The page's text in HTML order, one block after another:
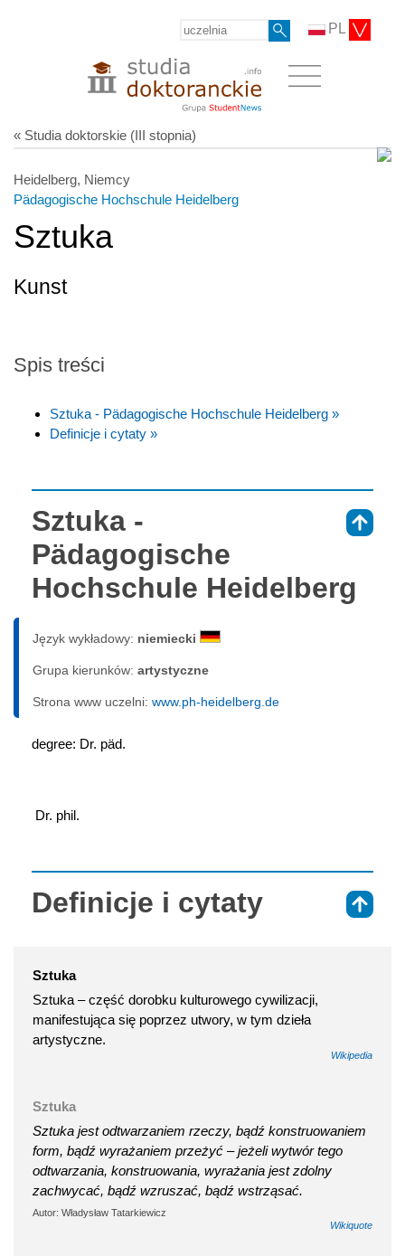
PL
« Studia doktorskie (III stopnia)
Heidelberg, Niemcy
Pädagogische Hochschule Heidelberg
Sztuka
Kunst
Spis treści
Sztuka - Pädagogische Hochschule Heidelberg »
Definicje i cytaty »
Sztuka -
Pädagogische
Hochschule Heidelberg
Język wykładowy: niemiecki
Grupa kierunków: artystyczne
Strona www uczelni: www.ph-heidelberg.de
degree: Dr. päd.
Dr. phil.
Definicje i cytaty
Sztuka
Sztuka – część dorobku kulturowego cywilizacji,
manifestująca się poprzez utwory, w tym dzieła
artystyczne.
Wikipedia
Sztuka
Sztuka jest odtwarzaniem rzeczy, bądź konstruowaniem
form, bądź wyrażaniem przeżyć – jeżeli wytwór tego
odtwarzania, konstruowania, wyrażania jest zdolny
zachwycać, bądź wzruszać, bądź wstrząsać.
Autor: Władysław Tatarkiewicz
Wikiquote